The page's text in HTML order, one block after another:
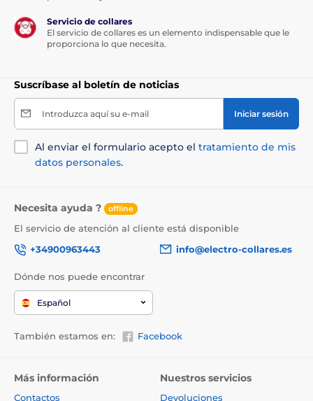
Servicio de collares
El servicio de collares es un elemento indispensable que le
proporciona lo que necesita.
Suscríbase al boletín de noticias
Introduzca aquí su e-mail Iniciar sesión
Al enviar el formulario acepto el tratamiento de mis
datos personales.
Necesita ayuda ? offline
El servicio de atención al cliente está disponible
+34900963443
info@electro-collares.es
Dónde nos puede encontrar
Español
También estamos en: Facebook
Más información
Contactos
Nuestros servicios
Devoluciones